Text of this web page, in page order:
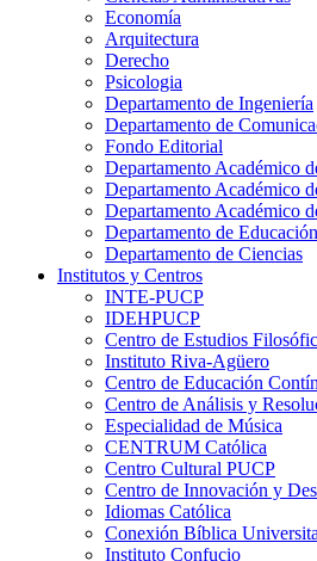
Economía
Arquitectura
Derecho
Psicologia
Departamento de Ingeniería
Departamento de
Fondo Editorial
Departamento Académico
Departamento Académico
Departamento Académico
Departamento de Educación
Departamento de Ciencias
Institutos y Centros
INTE-PUCP
IDEHPUCP
Centro de Estudios
Instituto Riva-Agüero
Centro de Educación
Centro de Análisis y
Especialidad de Música
CENTRUM Católica
Centro Cultural PUCP
Centro de Innovación y
Idiomas Católica
Conexión Bíblica
Instituto Confucio